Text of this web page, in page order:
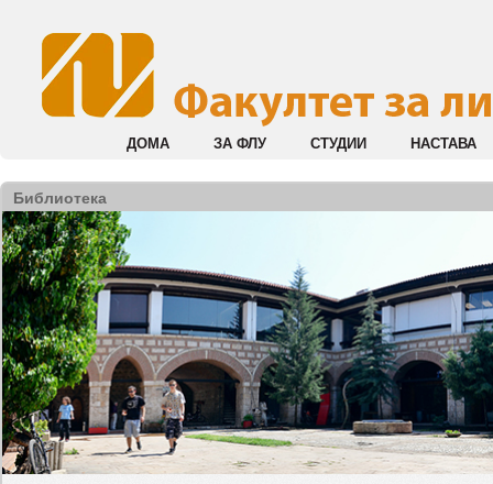
ДОМА ЗА ФЛУ СТУДИИ НАСТАВА
Библиотека